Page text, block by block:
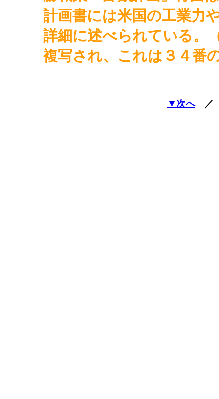
計画書には米国の工業力
詳細に述べられている。
複写され、これは３４番
▼次へ／